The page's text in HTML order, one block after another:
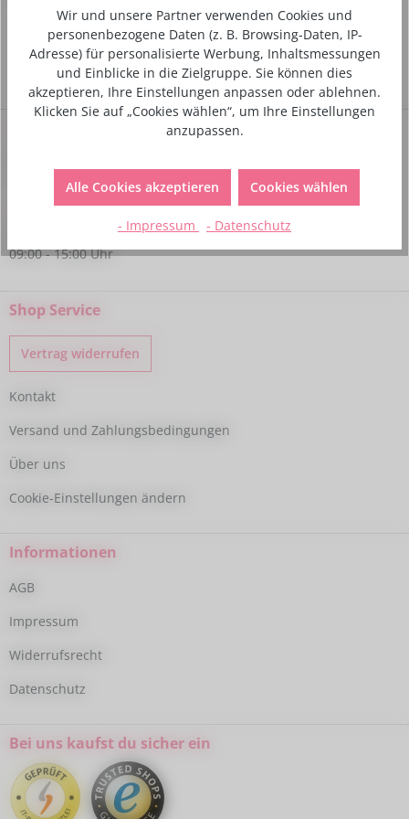
+49 6233 770224
09:00 - 15:00 Uhr
Shop Service
Vertrag widerrufen
Kontakt
Versand und Zahlungsbedingungen
Über uns
Cookie-Einstellungen ändern
Informationen
AGB
Impressum
Widerrufsrecht
Datenschutz
Bei uns kaufst du sicher ein
Wir und unsere Partner verwenden Cookies und
personenbezogene Daten (z. B. Browsing-Daten, IP-
Adresse) für personalisierte Werbung, Inhaltsmessungen
und Einblicke in die Zielgruppe. Sie können dies
akzeptieren, Ihre Einstellungen anpassen oder ablehnen.
Klicken Sie auf „Cookies wählen“, um Ihre Einstellungen
anzupassen.
Alle Cookies akzeptieren Cookies wählen
- Impressum - Datenschutz